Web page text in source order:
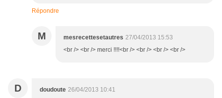
Répondre
M mesrecettesetautres 27/04/2013 15:53
<br /> <br /> merci !!!!<br /> <br /> <br /> <br />
D doudoute 26/04/2013 10:41